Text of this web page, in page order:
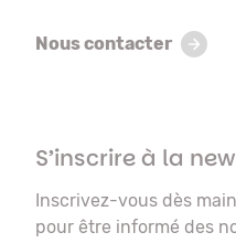
Nous contacter
S’inscrire à la
Inscrivez-vous dès
pour être informé des